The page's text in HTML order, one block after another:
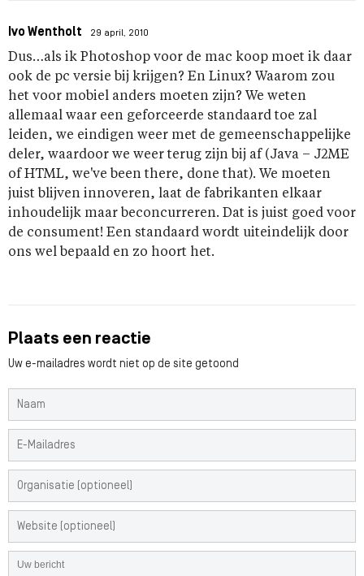
Ivo Wentholt 29 april, 2010
Dus…als ik Photoshop voor de mac koop moet ik daar
ook de pc versie bij krijgen? En Linux? Waarom zou
het voor mobiel anders moeten zijn? We weten
allemaal waar een geforceerde standaard toe zal
leiden, we eindigen weer met de gemeenschappelijke
deler, waardoor we weer terug zijn bij af (Java – J2ME
of HTML, we've been there, done that). We moeten
juist blijven innoveren, laat de fabrikanten elkaar
inhoudelijk maar beconcurreren. Dat is juist goed voor
de consument! Een standaard wordt uiteindelijk door
ons wel bepaald en zo hoort het.
Plaats een reactie
Uw e-mailadres wordt niet op de site getoond